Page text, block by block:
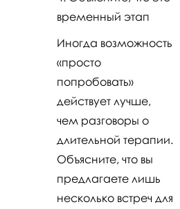
временный этап
Иногда возможность
«просто
попробовать»
действует лучше,
чем разговоры о
длительной терапии.
Объясните, что вы
предлагаете лишь
несколько встреч для